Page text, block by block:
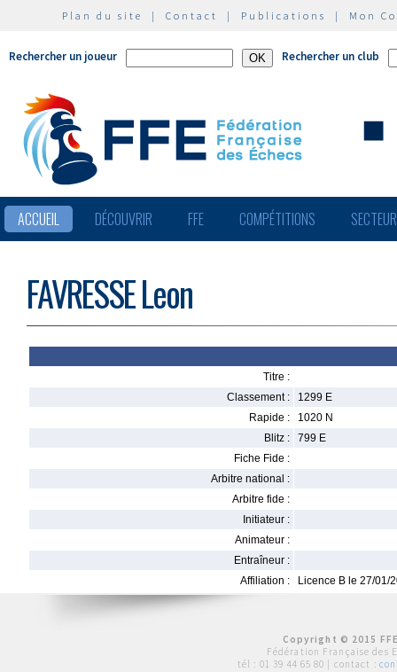
Plan du site | Contact | Publications | Mon
Rechercher un joueur Rechercher un club
ACCUEIL DÉCOUVRIR FFE COMPÉTITIONS
FAVRESSE Leon
Titre :
Classement :
1299 E
Rapide :
1020 N
Blitz :
799 E
Fiche Fide :
Arbitre national :
Arbitre fide :
Initiateur :
Animateur :
Entraîneur :
Affiliation :
Licence B le 27/01/
Copyright © 2015
Fédération Française des
tél : 01 39 44 65 80 | contact :